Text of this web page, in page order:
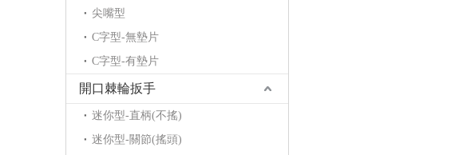
尖嘴型
C字型-無墊片
C字型-有墊片
開口棘輪扳手
迷你型-直柄(不搖)
迷你型-關節(搖頭)